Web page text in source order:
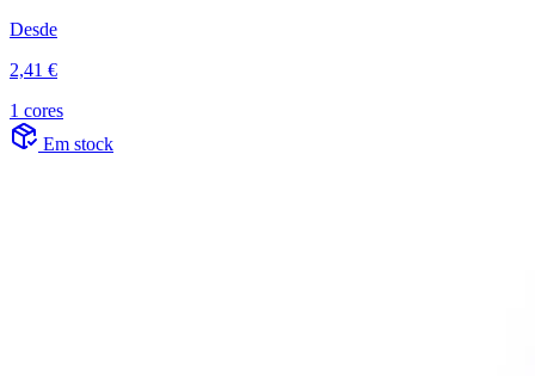
Desde
2,41 €
1 cores
Em stock